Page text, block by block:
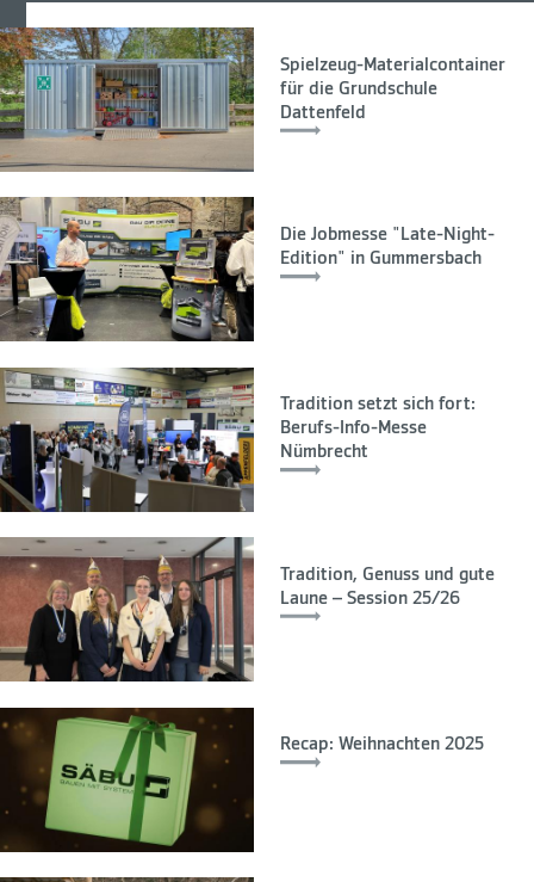
Spielzeug-Materialcontainer
für die Grundschule
Dattenfeld
Die Jobmesse "Late-Night-
Edition" in Gummersbach
Tradition setzt sich fort:
Berufs-Info-Messe
Nümbrecht
Tradition, Genuss und gute
Laune – Session 25/26
Recap: Weihnachten 2025